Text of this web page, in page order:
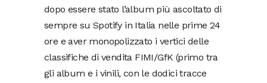
dopo essere stato l’album più ascoltato di
sempre su Spotify in Italia nelle prime 24
ore e aver monopolizzato i vertici delle
classifiche di vendita FIMI/GfK (primo tra
gli album e i vinili, con le dodici tracce